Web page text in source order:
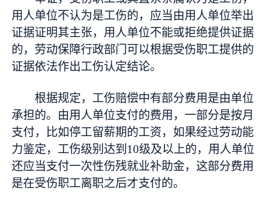
用人单位不认为是工伤的，应当由用人单位举出
证据证明其主张，用人单位不能或拒绝提供证据
的，劳动保障行政部门可以根据受伤职工提供的
证据依法作出工伤认定结论。
根据规定，工伤赔偿中有部分费用是由单位
承担的。由用人单位支付的费用，一部分是按月
支付，比如停工留薪期的工资，如果经过劳动能
力鉴定，工伤级别达到10级及以上的，用人单位
还应当支付一次性伤残就业补助金，这部分费用
是在受伤职工离职之后才支付的。